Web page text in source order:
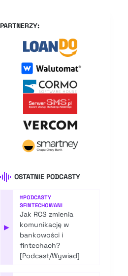
PARTNERZY:
OSTATNIE PODCASTY
▶
#PODCASTY
SFINTECHOWANI
Jak RCS zmienia
komunikację w
bankowości i
fintechach?
[Podcast/Wywiad]